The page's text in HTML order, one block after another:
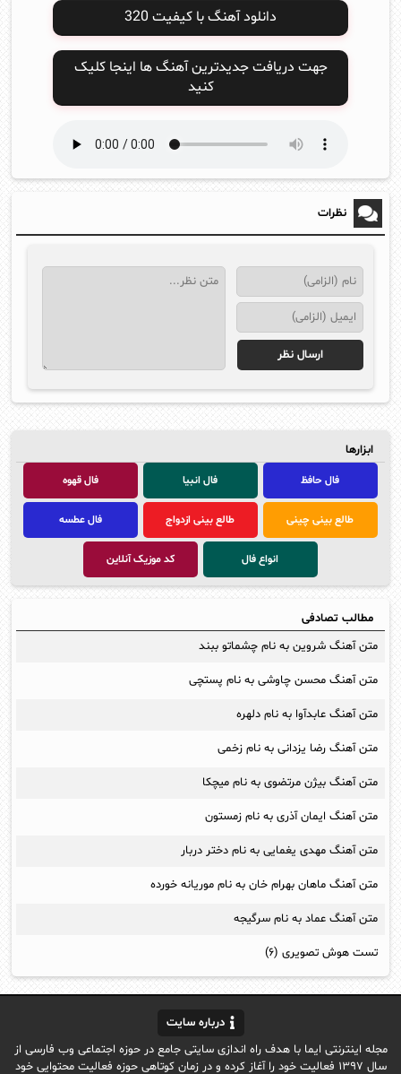
دانلود آهنگ با کیفیت 320
جهت دریافت جدیدترین آهنگ ها اینجا کلیک
کنید
نظرات
ابزارها
فال حافظ فال انبیا فال قهوه
طالع بینی چینی طالع بینی ازدواج فال عطسه
انواع فال کد موزیک آنلاین
مطالب تصادفی
متن آهنگ شروین به نام چشماتو ببند
متن آهنگ محسن چاوشی به نام پستچی
متن آهنگ عابدآوا به نام دلهره
متن آهنگ رضا یزدانی به نام زخمی
متن آهنگ بیژن مرتضوی به نام میچکا
متن آهنگ ایمان آذری به نام زمستون
متن آهنگ مهدی یغمایی به نام دختر دربار
متن آهنگ ماهان بهرام خان به نام موریانه خورده
متن آهنگ عماد به نام سرگیجه
تست هوش تصویری (۶)
درباره سایت
مجله اینترنتی ایما با هدف راه اندازی سایتی جامع در حوزه اجتماعی وب فارسی از
سال ۱۳۹۷ فعالیت خود را آغاز کرده و در زمان کوتاهی حوزه فعالیت محتوایی خود